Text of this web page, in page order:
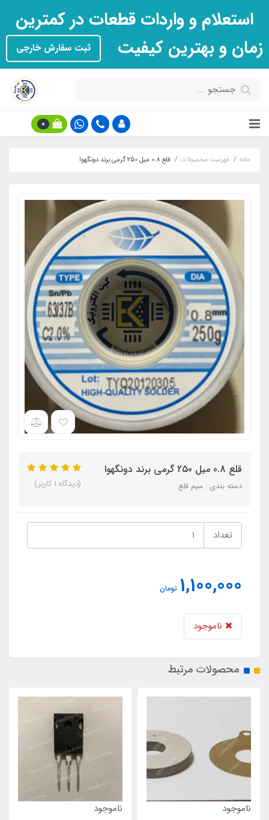
استعلام و واردات قطعات در کمترین
زمان و بهترین کیفیت
ثبت سفارش خارجی
0
خانه فهرست محصولات قلع 0.8 میل 250 گرمی برند دونگهوا
قلع 0.8 میل 250 گرمی برند دونگهوا
دسته بندی : سیم قلع (دیدگاه 1 کاربر)
تعداد
1,100,000 تومان
ناموجود
محصولات مرتبط
ناموجود ناموجود